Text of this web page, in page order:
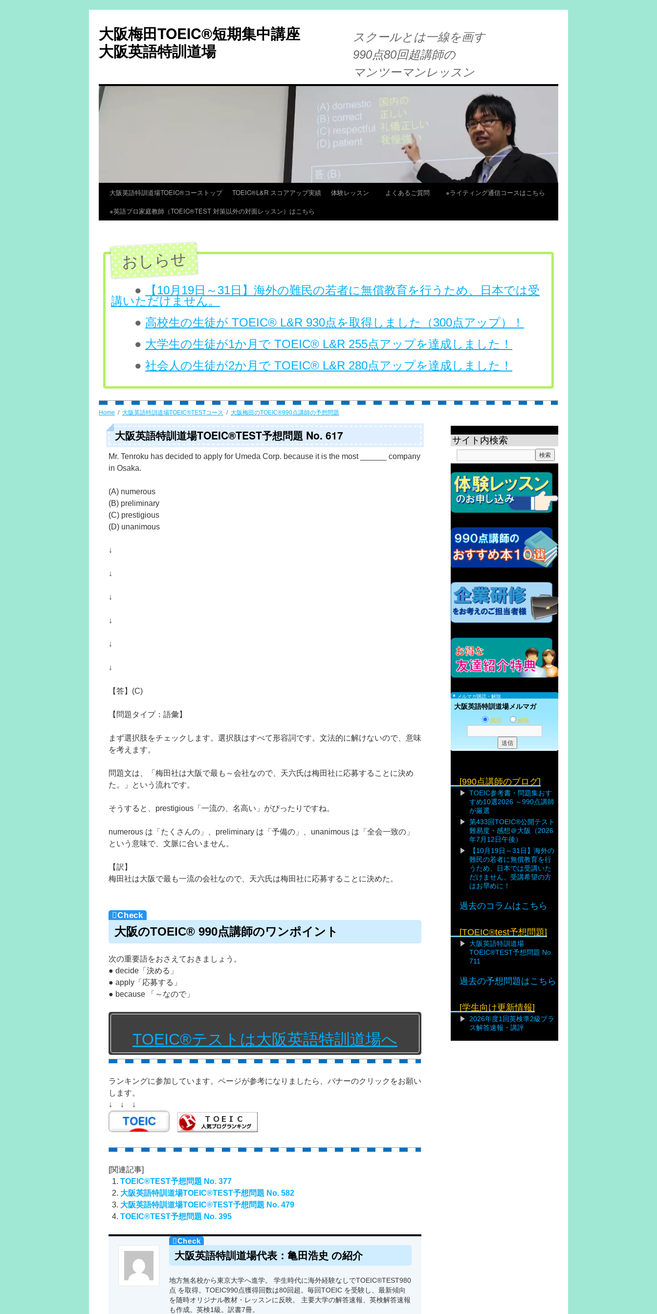
大阪梅田TOEIC®短期集中講座
大阪英語特訓道場
スクールとは一線を画す
990点80回超講師の
マンツーマンレッスン
大阪英語特訓道場TOEIC®コーストップ TOEIC®L&R スコアアップ実績 体験レッスン よくあるご質問
※ライティング通信コースはこちら
※英語プロ家庭教師（TOEIC®TEST 対策以外の対面レッスン）はこちら
●
【10月19日～31日】海外の難民の若者に無償教育を行うため、日本では受
講いただけません。
● 高校生の生徒が TOEIC® L&R 930点を取得しました（300点アップ）！
● 大学生の生徒が1か月で TOEIC® L&R 255点アップを達成しました！
● 社会人の生徒が2か月で TOEIC® L&R 280点アップを達成しました！
Home 大阪英語特訓道場TOEIC®TESTコース 大阪梅田のTOEIC®990点講師の予想問題
大阪英語特訓道場TOEIC®TEST予想問題 No. 617
Mr. Tenroku has decided to apply for Umeda Corp. because it is the most ______ company
in Osaka.
(A) numerous
(B) preliminary
(C) prestigious
(D) unanimous
↓
↓
↓
↓
↓
↓
【答】(C)
【問題タイプ：語彙】
まず選択肢をチェックします。選択肢はすべて形容詞です。文法的に解けないので、意味
を考えます。
問題文は、「梅田社は大阪で最も～会社なので、天六氏は梅田社に応募することに決め
た。」という流れです。
そうすると、prestigious「一流の、名高い」がぴったりですね。
numerous は「たくさんの」、preliminary は「予備の」、unanimous は「全会一致の」
という意味で、文脈に合いません。
【訳】
梅田社は大阪で最も一流の会社なので、天六氏は梅田社に応募することに決めた。
大阪のTOEIC® 990点講師のワンポイント
次の重要語をおさえておきましょう。
● decide「決める」
● apply「応募する」
● because 「～なので」
TOEIC®テストは大阪英語特訓道場へ
ランキングに参加しています。ページが参考になりましたら、バナーのクリックをお願い
します。
↓ ↓ ↓
[関連記事]
TOEIC®TEST予想問題 No. 377
大阪英語特訓道場TOEIC®TEST予想問題 No. 582
大阪英語特訓道場TOEIC®TEST予想問題 No. 479
TOEIC®TEST予想問題 No. 395
大阪英語特訓道場代表：亀田浩史 の紹介
地方無名校から東京大学へ進学。 学生時代に海外経験なしでTOEIC®TEST980
点 を取得。TOEIC990点獲得回数は80回超。毎回TOEIC を受験し、最新傾向
を随時オリジナル教材・レッスンに反映。 主要大学の解答速報、英検解答速報
も作成。英検1級。訳書7冊。
サイト内検索
メルマガ購読・解除
大阪英語特訓道場メルマガ
購読 解除
[990点講師のブログ]
TOEIC参考書・問題集おす
すめ10選2026 ～990点講師
が厳選
第433回TOEIC®公開テスト
難易度・感想＠大阪（2026
年7月12日午後）
【10月19日～31日】海外の
難民の若者に無償教育を行
うため、日本では受講いた
だけません。受講希望の方
はお早めに！
過去のコラムはこちら
[TOEIC®test予想問題]
大阪英語特訓道場
TOEIC®TEST予想問題 No.
711
過去の予想問題はこちら
[学生向け更新情報]
2026年度1回英検準2級プラ
ス解答速報・講評